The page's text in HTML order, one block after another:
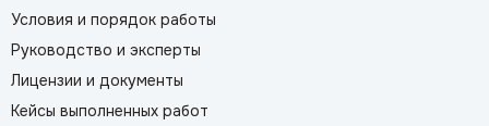
Условия и порядок работы
Руководство и эксперты
Лицензии и документы
Кейсы выполненных работ